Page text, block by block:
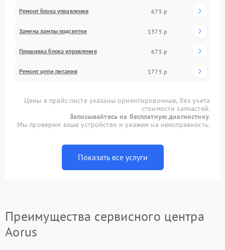
Ремонт блока управления 675 р
Замена лампы подсветки 1375 р
Прошивка блока управления 675 р
Ремонт цепи питания 1775 р
Цены в прайс-листе указаны ориентировочные, без учета
стоимости запчастей.
Записывайтесь на бесплатную диагностику.
Мы проверим ваше устройство и укажем на неисправность.
Показать все услуги
Преимущества сервисного центра
Aorus